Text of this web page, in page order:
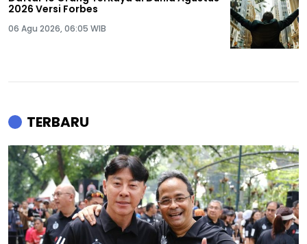
2026 Versi Forbes
06 Agu 2026, 06:05 WIB
TERBARU